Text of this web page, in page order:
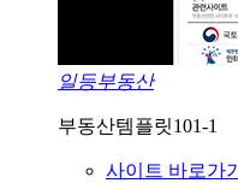
일등부동산
부동산템플릿101-1
사이트 바로가기